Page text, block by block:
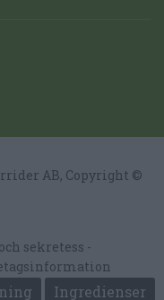
Ingredienser
AB, Copyright ©
sekretess